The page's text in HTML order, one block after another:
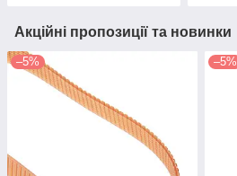
Акційні пропозиції та новинки
–5% –5%